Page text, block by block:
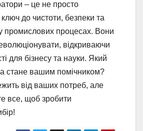
– це не просто
до чистоти, безпеки та
промислових процесах. Вони
відкриваючи
для бізнесу та науки. Який
стане вашим помічником?
від ваших потреб, але
все, щоб зробити